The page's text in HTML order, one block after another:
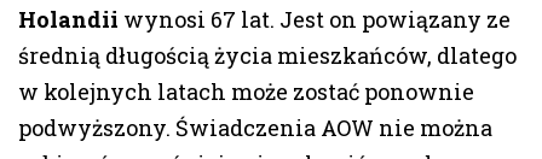
Holandii wynosi 67 lat. Jest on powiązany ze
średnią długością życia mieszkańców, dlatego
w kolejnych latach może zostać ponownie
podwyższony. Świadczenia AOW nie można